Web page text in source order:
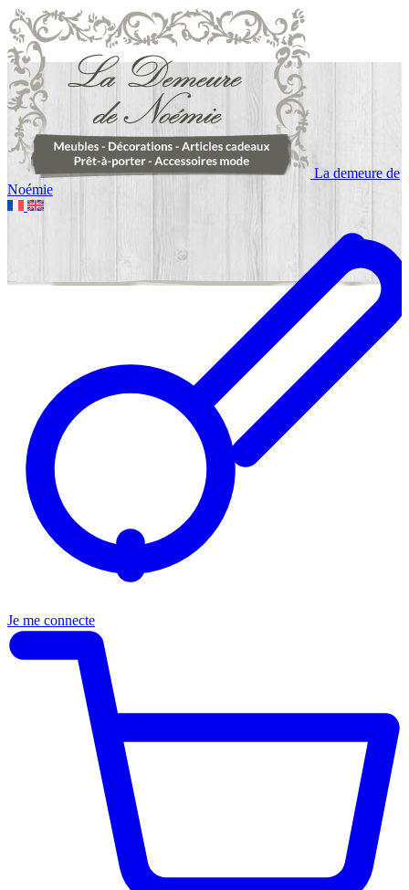
La demeure de
Noémie
Je me connecte